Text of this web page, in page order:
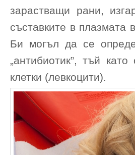
зарастващи рани,
съставките в плазмата
Би могъл да се
„антибиотик”, тъй
клетки (левкоцити).